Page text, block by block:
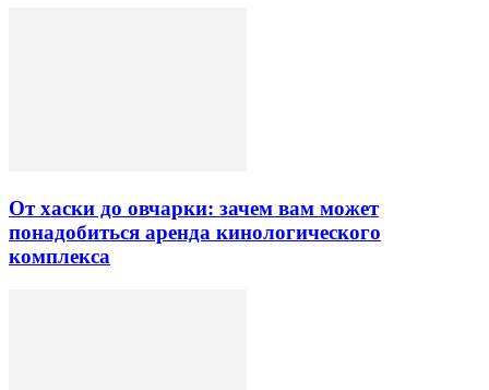
От хаски до овчарки: зачем вам может
понадобиться аренда кинологического
комплекса